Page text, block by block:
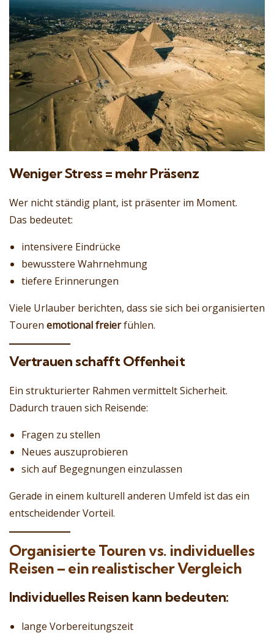
Weniger Stress = mehr Präsenz
Wer nicht ständig plant, ist präsenter im Moment.
Das bedeutet:
intensivere Eindrücke
bewusstere Wahrnehmung
tiefere Erinnerungen
Viele Urlauber berichten, dass sie sich bei organisierten
Touren emotional freierfühlen.
Vertrauen schafft Offenheit
Ein strukturierter Rahmen vermittelt Sicherheit.
Dadurch trauen sich Reisende:
Fragen zu stellen
Neues auszuprobieren
sich auf Begegnungen einzulassen
Gerade in einem kulturell anderen Umfeld ist das ein
entscheidender Vorteil.
Organisierte Touren vs. individuelles
Reisen – ein realistischer Vergleich
Individuelles Reisen kann bedeuten:
lange Vorbereitungszeit